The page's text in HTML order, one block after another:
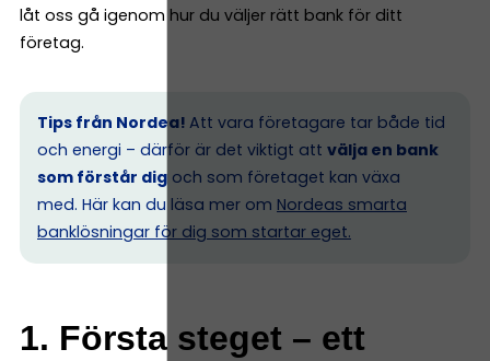
låt oss gå igenom hur du väljer rätt bank för ditt
företag.
Tips från Nordea! Att vara företagare tar både tid
och energi – därför är det viktigt att välja en bank
som förstår dig och som företaget kan växa
med. Här kan du läsa mer om Nordeas smarta
banklösningar för dig som startar eget.
1. Första steget – ett